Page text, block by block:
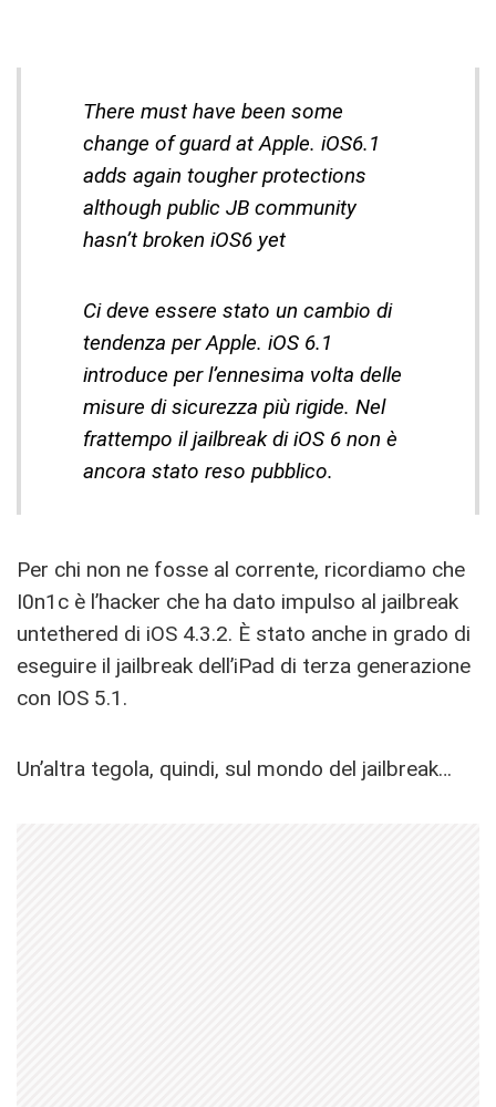
There must have been some
change of guard at Apple. iOS6.1
adds again tougher protections
although public JB community
hasn’t broken iOS6 yet
Ci deve essere stato un cambio di
tendenza per Apple. iOS 6.1
introduce per l’ennesima volta delle
misure di sicurezza più rigide. Nel
frattempo il jailbreak di iOS 6 non è
ancora stato reso pubblico.
Per chi non ne fosse al corrente, ricordiamo che
I0n1c è l’hacker che ha dato impulso al jailbreak
untethered di iOS 4.3.2. È stato anche in grado di
eseguire il jailbreak dell’iPad di terza generazione
con IOS 5.1.
Un’altra tegola, quindi, sul mondo del jailbreak…